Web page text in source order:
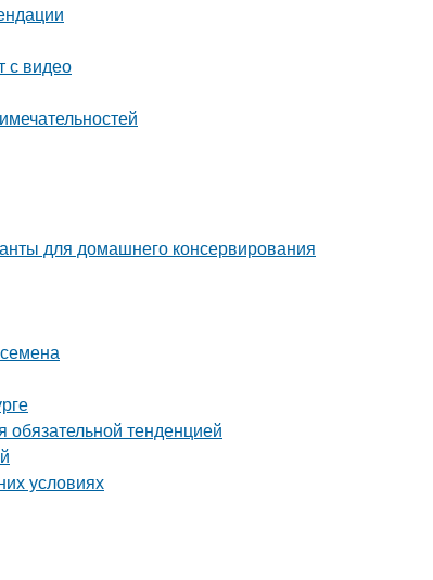
с видео
для домашнего консервирования
обязательной тенденцией
условиях